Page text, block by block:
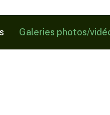
Galeries photos/